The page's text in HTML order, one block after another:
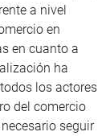
a nivel
en
en cuanto a
ha
los actores
del comercio
seguir